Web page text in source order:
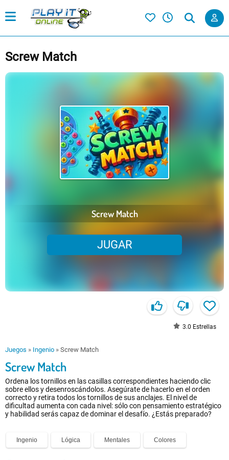
Screw Match
Screw Match
JUGAR
3.0 Estrellas
Juegos » Ingenio » Screw Match
Screw Match
Ordena los tornillos en las casillas correspondientes haciendo clic
sobre ellos y desenroscándolos. Asegúrate de hacerlo en el orden
correcto y retira todos los tornillos de sus anclajes. El nivel de
dificultad aumenta con cada nivel: sólo con pensamiento estratégico
y habilidad serás capaz de dominar el desafío. ¿Estás preparado?
Ingenio Lógica Mentales Colores